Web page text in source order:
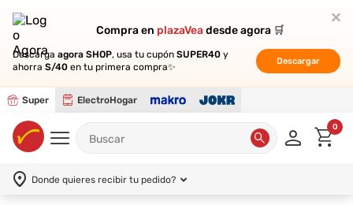
Compra en plazaVeadesde agora 🛒
Descarga agora SHOP, usa tu cupón SUPER40 y
ahorra S/40 en tu primera compra✨
Descargar
Super ElectroHogar
Compra en plazaVeadesde agora 🛒
Descarga agora SHOP, usa tu cupón SUPER40 y
ahorra S/40 en tu primera compra✨
Descargar
0
Donde quieres recibir tu pedido?